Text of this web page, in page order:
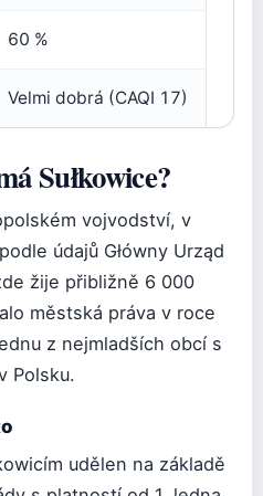
60 %
Velmi dobrá (CAQI 17)
Sułkowice?
vojvodství, v
údajů Główny Urząd
žije přibližně 6 000
městská práva v roce
z nejmladších obcí s
Polsku.
udělen na základě